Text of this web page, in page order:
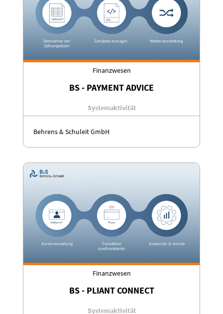
Finanzwesen
BS - PAYMENT ADVICE
Systemaktivität
Behrens & Schuleit GmbH
Finanzwesen
BS - PLIANT CONNECT
Systemaktivität